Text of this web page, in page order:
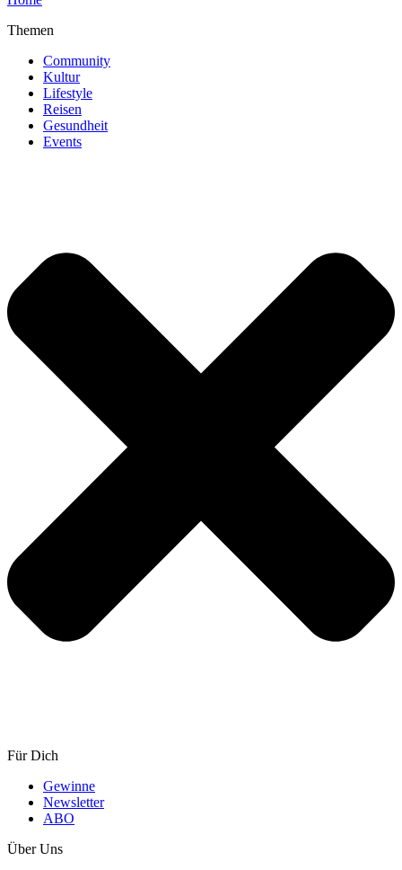
Themen
Community
Kultur
Lifestyle
Reisen
Gesundheit
Events
Für Dich
Gewinne
Newsletter
ABO
Über Uns